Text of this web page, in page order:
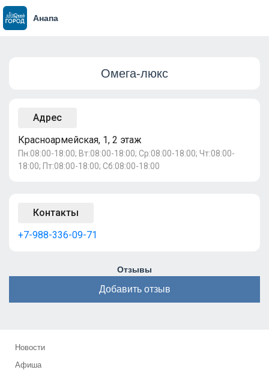
Анапа
Омега-люкс
Адрес
Красноармейская, 1, 2 этаж
Пн:08:00-18:00; Вт:08:00-18:00; Ср:08:00-18:00; Чт:08:00-
18:00; Пт:08:00-18:00; Сб:08:00-18:00
Контакты
+7-988-336-09-71
Отзывы
Добавить отзыв
Новости
Афиша